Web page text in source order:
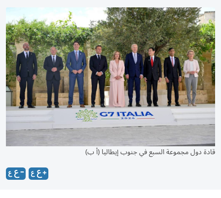
قادة دول مجموعة السبع في جنوب إيطاليا (أ ب)